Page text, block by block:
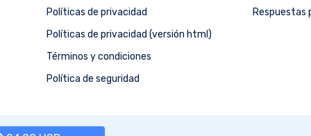
Políticas de privacidad
Políticas de privacidad (versión html)
Términos y condiciones
Política de seguridad
Respuestas